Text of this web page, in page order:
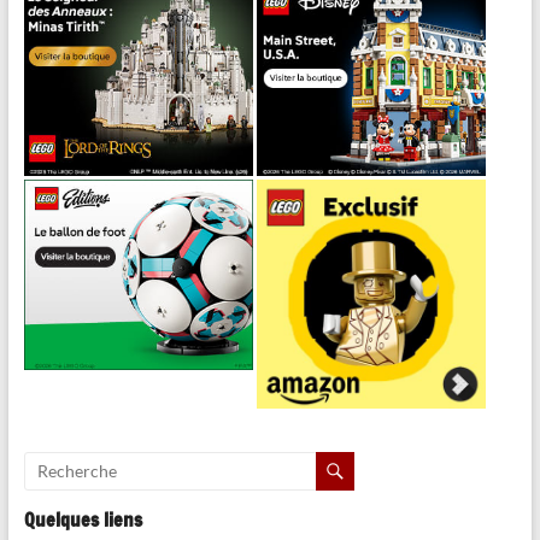
Quelques liens